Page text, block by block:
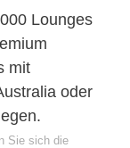
Lounges
mit
oder
Sie sich die